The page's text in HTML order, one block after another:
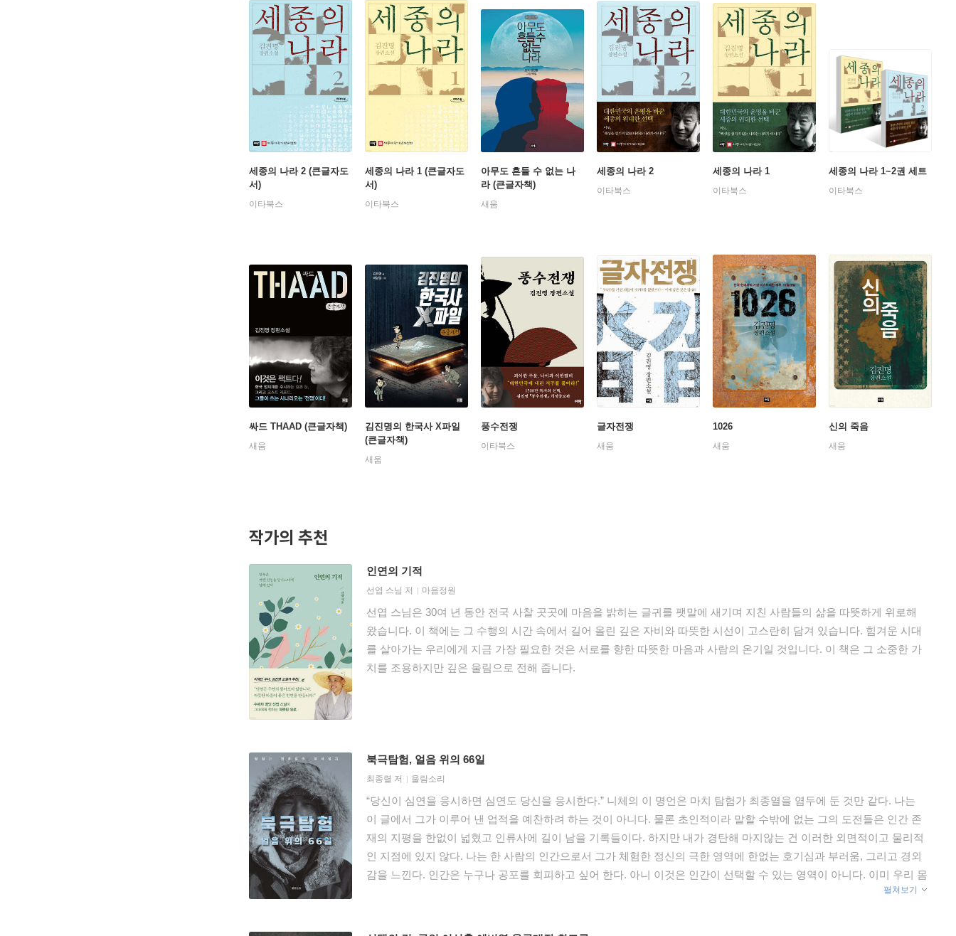
세종의 나라 2 (큰글자도
서)
이타북스
세종의 나라 1 (큰글자도
서)
이타북스
아무도 흔들 수 없는 나
라 (큰글자책)
새움
세종의 나라 2
이타북스
세종의 나라 1
이타북스
세종의 나라 1~2권 세트
이타북스
싸드 THAAD (큰글자책)
새움
김진명의 한국사 X파일
(큰글자책)
새움
풍수전쟁
이타북스
글자전쟁
새움
1026
새움
신의 죽음
새움
작가의 추천
인연의 기적
선엽 스님 저 마음정원
선엽 스님은 30여 년 동안 전국 사찰 곳곳에 마음을 밝히는 글귀를 팻말에 새기며 지친 사람들의 삶을 따뜻하게 위로해
왔습니다. 이 책에는 그 수행의 시간 속에서 길어 올린 깊은 자비와 따뜻한 시선이 고스란히 담겨 있습니다. 힘겨운 시대
를 살아가는 우리에게 지금 가장 필요한 것은 서로를 향한 따뜻한 마음과 사람의 온기일 것입니다. 이 책은 그 소중한 가
치를 조용하지만 깊은 울림으로 전해 줍니다.
북극탐험, 얼음 위의 66일
최종렬 저 울림소리
“당신이 심연을 응시하면 심연도 당신을 응시한다.” 니체의 이 명언은 마치 탐험가 최종열을 염두에 둔 것만 같다. 나는
이 글에서 그가 이루어 낸 업적을 예찬하려 하는 것이 아니다. 물론 초인적이라 말할 수밖에 없는 그의 도전들은 인간 존
재의 지평을 한없이 넓혔고 인류사에 길이 남을 기록들이다. 하지만 내가 경탄해 마지않는 건 이러한 외면적이고 물리적
인 지점에 있지 않다. 나는 한 사람의 인간으로서 그가 체험한 정신의 극한 영역에 한없는 호기심과 부러움, 그리고 경외
감을 느낀다. 인간은 누구나 공포를 회피하고 싶어 한다. 아니 이것은 인간이 선택할 수 있는 영역이 아니다. 이미 우리 몸
속에는 공포의 순간에 처하면 몸과 마음과 두뇌가 굳어버리는 유전자가 있어 이것은 인간이 피할 수도, 극복할 수도 없
펼쳐보기